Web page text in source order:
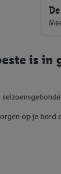
is in
op je bord